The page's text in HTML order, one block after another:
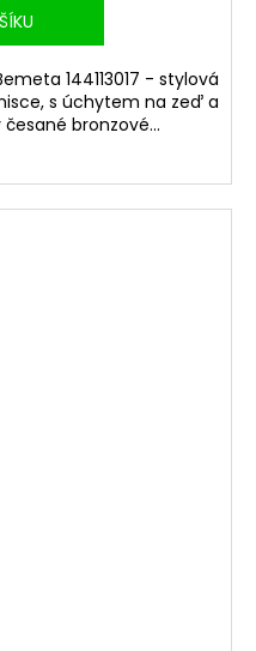
144113017 - stylová
s úchytem na zeď a
bronzové...